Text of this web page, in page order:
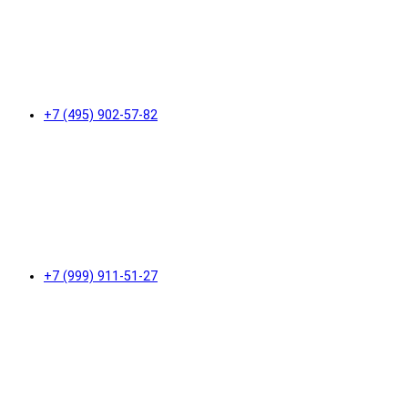
+7 (495) 902-57-82
+7 (999) 911-51-27